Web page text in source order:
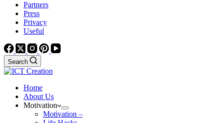
Partners
Press
Privacy
Useful
Search
Home
About Us
Motivation
Motivation –